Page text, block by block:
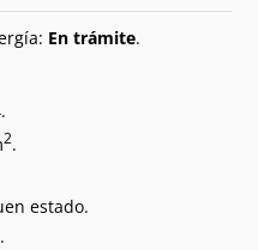
En trámite.
2.
estado.